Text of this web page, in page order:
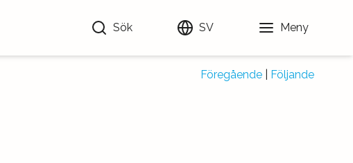
Sök SV Meny
Föregående Följande